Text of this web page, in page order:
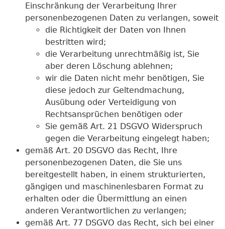
Einschränkung der Verarbeitung Ihrer
personenbezogenen Daten zu verlangen, soweit
die Richtigkeit der Daten von Ihnen
bestritten wird;
die Verarbeitung unrechtmäßig ist, Sie
aber deren Löschung ablehnen;
wir die Daten nicht mehr benötigen, Sie
diese jedoch zur Geltendmachung,
Ausübung oder Verteidigung von
Rechtsansprüchen benötigen oder
Sie gemäß Art. 21 DSGVO Widerspruch
gegen die Verarbeitung eingelegt haben;
gemäß Art. 20 DSGVO das Recht, Ihre
personenbezogenen Daten, die Sie uns
bereitgestellt haben, in einem strukturierten,
gängigen und maschinenlesbaren Format zu
erhalten oder die Übermittlung an einen
anderen Verantwortlichen zu verlangen;
gemäß Art. 77 DSGVO das Recht, sich bei einer